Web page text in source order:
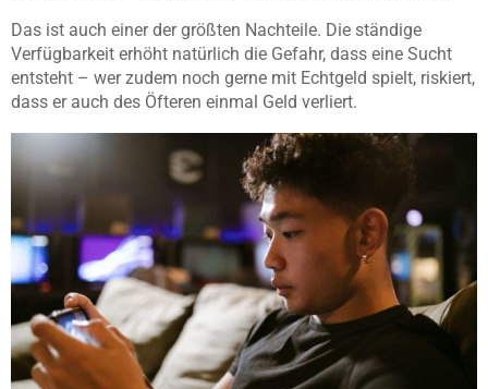
Das ist auch einer der größten Nachteile. Die ständige
Verfügbarkeit erhöht natürlich die Gefahr, dass eine Sucht
entsteht – wer zudem noch gerne mit Echtgeld spielt, riskiert,
dass er auch des Öfteren einmal Geld verliert.